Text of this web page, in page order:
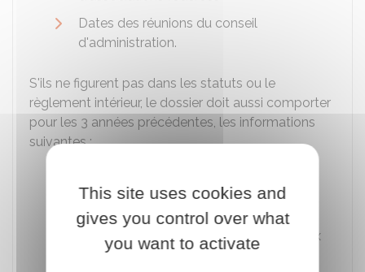
Dates des réunions du conseil
d'administration.
S'ils ne figurent pas dans les statuts ou le
règlement intérieur, le dossier doit aussi comporter
pour les 3 années précédentes, les informations
suivantes :
comptes de l'association par tous ses
membres
Délai de communication permettant aux
membres de prendre connaissance à
This site uses cookies and
gives you control over what
you want to activate